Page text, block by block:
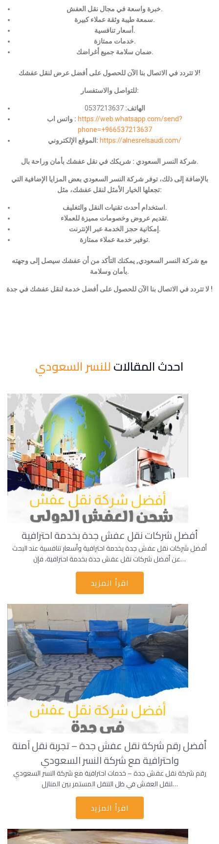
خبرة واسعة في مجال نقل العفش.
سمعة طيبة وثقة عملاء كبيرة.
أسعار تنافسية.
خدمات ممتازة.
ضمان سلامة جميع أغراضك.
لا تتردد في الاتصال بنا الآن للحصول على أفضل عرض لنقل عفشك!
للتواصل والاستفسار:
الهاتف: 0537213637
واتس اب : https://web.whatsapp.com/send?
phone=+966537213637
الموقع الإلكتروني: https://alnesrelsaudi.com/
شركة النسر السعودي : شريكك في نقل عفشك بأمان وراحة بال.
بالإضافة إلى ذلك، توفر شركة النسر السعودي بعض المزايا الإضافية التي
تجعلها الخيار الأمثل لنقل عفشك، مثل:
استخدام أحدث تقنيات النقل والتغليف.
تقديم عروض وخصومات مميزة للعملاء.
إمكانية حجز الخدمة عبر الإنترنت.
توفير خدمة عملاء ممتازة.
مع شركة النسر السعودي, يمكنك التأكد من أن عفشك سيصل إلى وجهته
بأمان وسلامة.
لا تتردد في الاتصال بنا الآن للحصول على أفضل خدمة لنقل عفشك في جدة !
احدث المقالاتللنسر السعودي
أفضل شركات نقل عفش جدة بخدمة احترافية
أفضل شركات نقل عفش جدة بخدمة احترافية وأسعار تنافسية عند البحث
عن أفضل شركات نقل عفش جدة بخدمة احترافية، فإن…
اقرأ المزيد
أفضل رقم شركة نقل عفش جدة – تجربة نقل آمنة
واحترافية مع شركة النسر السعودي
رقم شركة نقل عفش جدة – خدمات احترافية مع شركة النسر السعودي
لنقل العفش في ظل التنقل المستمر بين المنازل…
اقرأ المزيد